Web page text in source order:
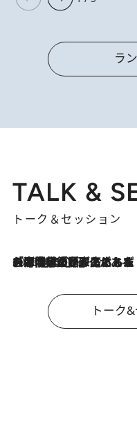
ラ
TALK &
トーク＆セッション
2026.8.3
「今後値上げがあるとすれば…」「リスクがあるのは今年の冬」エネルギー専門家が語る、ホルムズ海峡封鎖が家庭にもたらす“ある心配”
トーク